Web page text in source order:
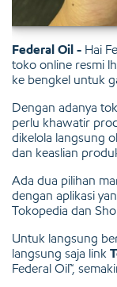
Federal Oil - Hai
toko online resmi
ke bengkel untuk
Dengan adanya
perlu khawatir
dikelola langsung
dan keaslian
Ada dua pilihan
dengan aplikasi
Tokopedia dan
Untuk langsung
langsung saja link
Federal Oil™,